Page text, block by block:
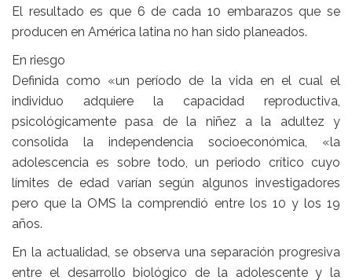
El resultado es que 6 de cada 10 embarazos que se
producen en América latina no han sido planeados.
En riesgo
Definida como «un período de la vida en el cual el
individuo adquiere la capacidad reproductiva,
psicológicamente pasa de la niñez a la adultez y
consolida la independencia socioeconómica, «la
adolescencia es sobre todo, un periodo crítico cuyo
límites de edad varían según algunos investigadores
pero que la OMS la comprendió entre los 10 y los 19
años.
En la actualidad, se observa una separación progresiva
entre el desarrollo biológico de la adolescente y la